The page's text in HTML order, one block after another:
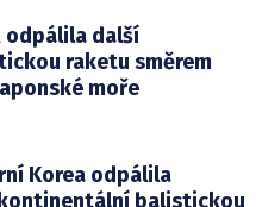
odpálila další
raketu směrem
moře
Korea odpálila
balistickou